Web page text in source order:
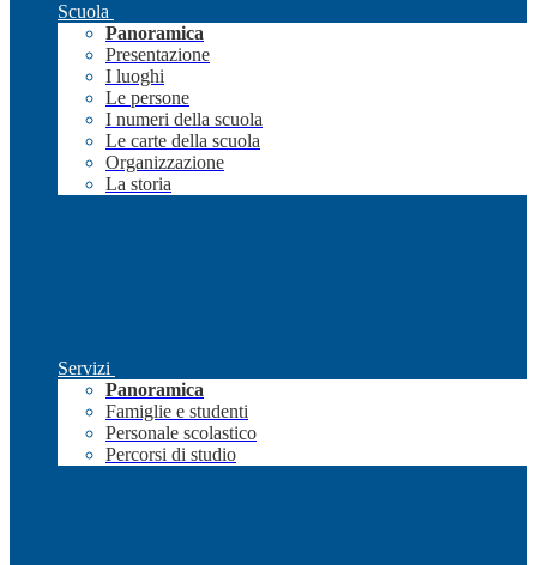
Scuola
Panoramica
Presentazione
I luoghi
Le persone
I numeri della scuola
Le carte della scuola
Organizzazione
La storia
Servizi
Panoramica
Famiglie e studenti
Personale scolastico
Percorsi di studio